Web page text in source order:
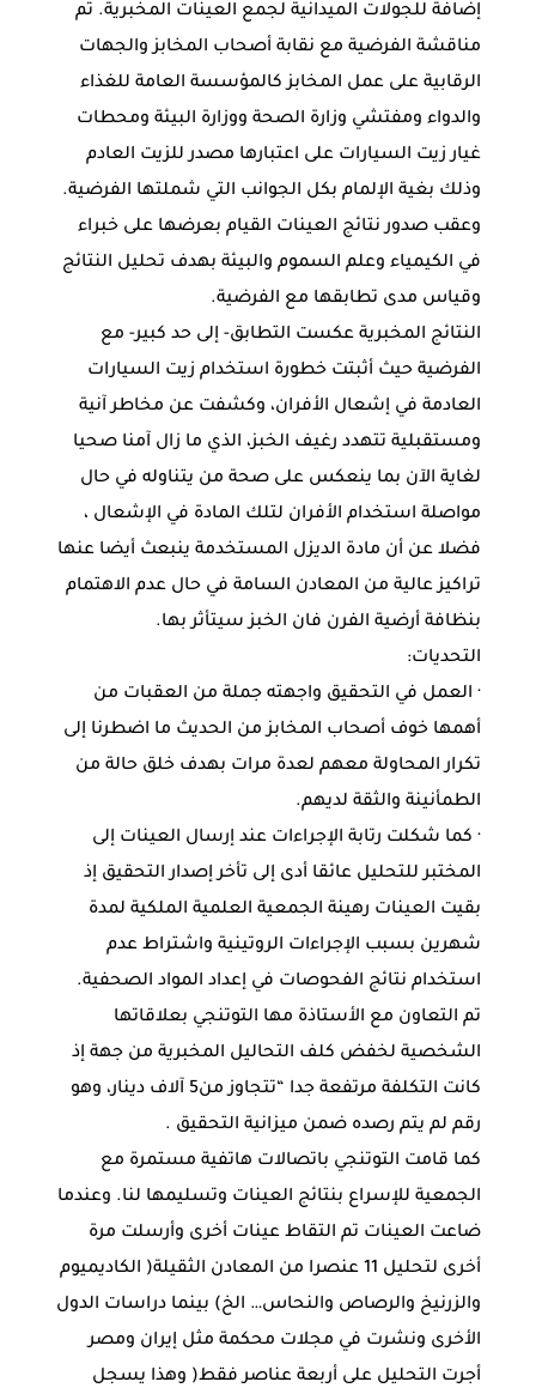
إضافة للجولات الميدانية لجمع العينات المخبرية. تم
مناقشة الفرضية مع نقابة أصحاب المخابز والجهات
الرقابية على عمل المخابز كالمؤسسة العامة للغذاء
والدواء ومفتشي وزارة الصحة ووزارة البيئة ومحطات
غيار زيت السيارات على اعتبارها مصدر للزيت العادم
وذلك بغية الإلمام بكل الجوانب التي شملتها الفرضية.
وعقب صدور نتائج العينات القيام بعرضها على خبراء
في الكيمياء وعلم السموم والبيئة بهدف تحليل النتائج
وقياس مدى تطابقها مع الفرضية.
النتائج المخبرية عكست التطابق- إلى حد كبير- مع
الفرضية حيث أثبتت خطورة استخدام زيت السيارات
العادمة في إشعال الأفران، وكشفت عن مخاطر آنية
ومستقبلية تتهدد رغيف الخبز، الذي ما زال آمنا صحيا
لغاية الآن بما ينعكس على صحة من يتناوله في حال
مواصلة استخدام الأفران لتلك المادة في الإشعال ،
فضلا عن أن مادة الديزل المستخدمة ينبعث أيضا عنها
تراكيز عالية من المعادن السامة في حال عدم الاهتمام
بنظافة أرضية الفرن فان الخبز سيتأثر بها.
التحديات:
· العمل في التحقيق واجهته جملة من العقبات من
أهمها خوف أصحاب المخابز من الحديث ما اضطرنا إلى
تكرار المحاولة معهم لعدة مرات بهدف خلق حالة من
الطمأنينة والثقة لديهم.
· كما شكلت رتابة الإجراءات عند إرسال العينات إلى
المختبر للتحليل عائقا أدى إلى تأخر إصدار التحقيق إذ
بقيت العينات رهينة الجمعية العلمية الملكية لمدة
شهرين بسبب الإجراءات الروتينية واشتراط عدم
استخدام نتائج الفحوصات في إعداد المواد الصحفية.
تم التعاون مع الأستاذة مها التوتنجي بعلاقاتها
الشخصية لخفض كلف التحاليل المخبرية من جهة إذ
كانت التكلفة مرتفعة جدا “تتجاوز من5 آلاف دينار، وهو
رقم لم يتم رصده ضمن ميزانية التحقيق .
كما قامت التوتنجي باتصالات هاتفية مستمرة مع
الجمعية للإسراع بنتائج العينات وتسليمها لنا. وعندما
ضاعت العينات تم التقاط عينات أخرى وأرسلت مرة
أخرى لتحليل 11 عنصرا من المعادن الثقيلة( الكاديميوم
والزرنيخ والرصاص والنحاس… الخ) بينما دراسات الدول
الأخرى ونشرت في مجلات محكمة مثل إيران ومصر
أجرت التحليل على أربعة عناصر فقط( وهذا يسجل